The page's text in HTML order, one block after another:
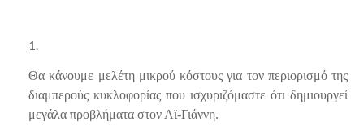
Θα κάνουμε μελέτη μικρού κόστους για τον περιορισμό της
διαμπερούς κυκλοφορίας που ισχυριζόμαστε ότι δημιουργεί
μεγάλα προβλήματα στον Αϊ-Γιάννη.